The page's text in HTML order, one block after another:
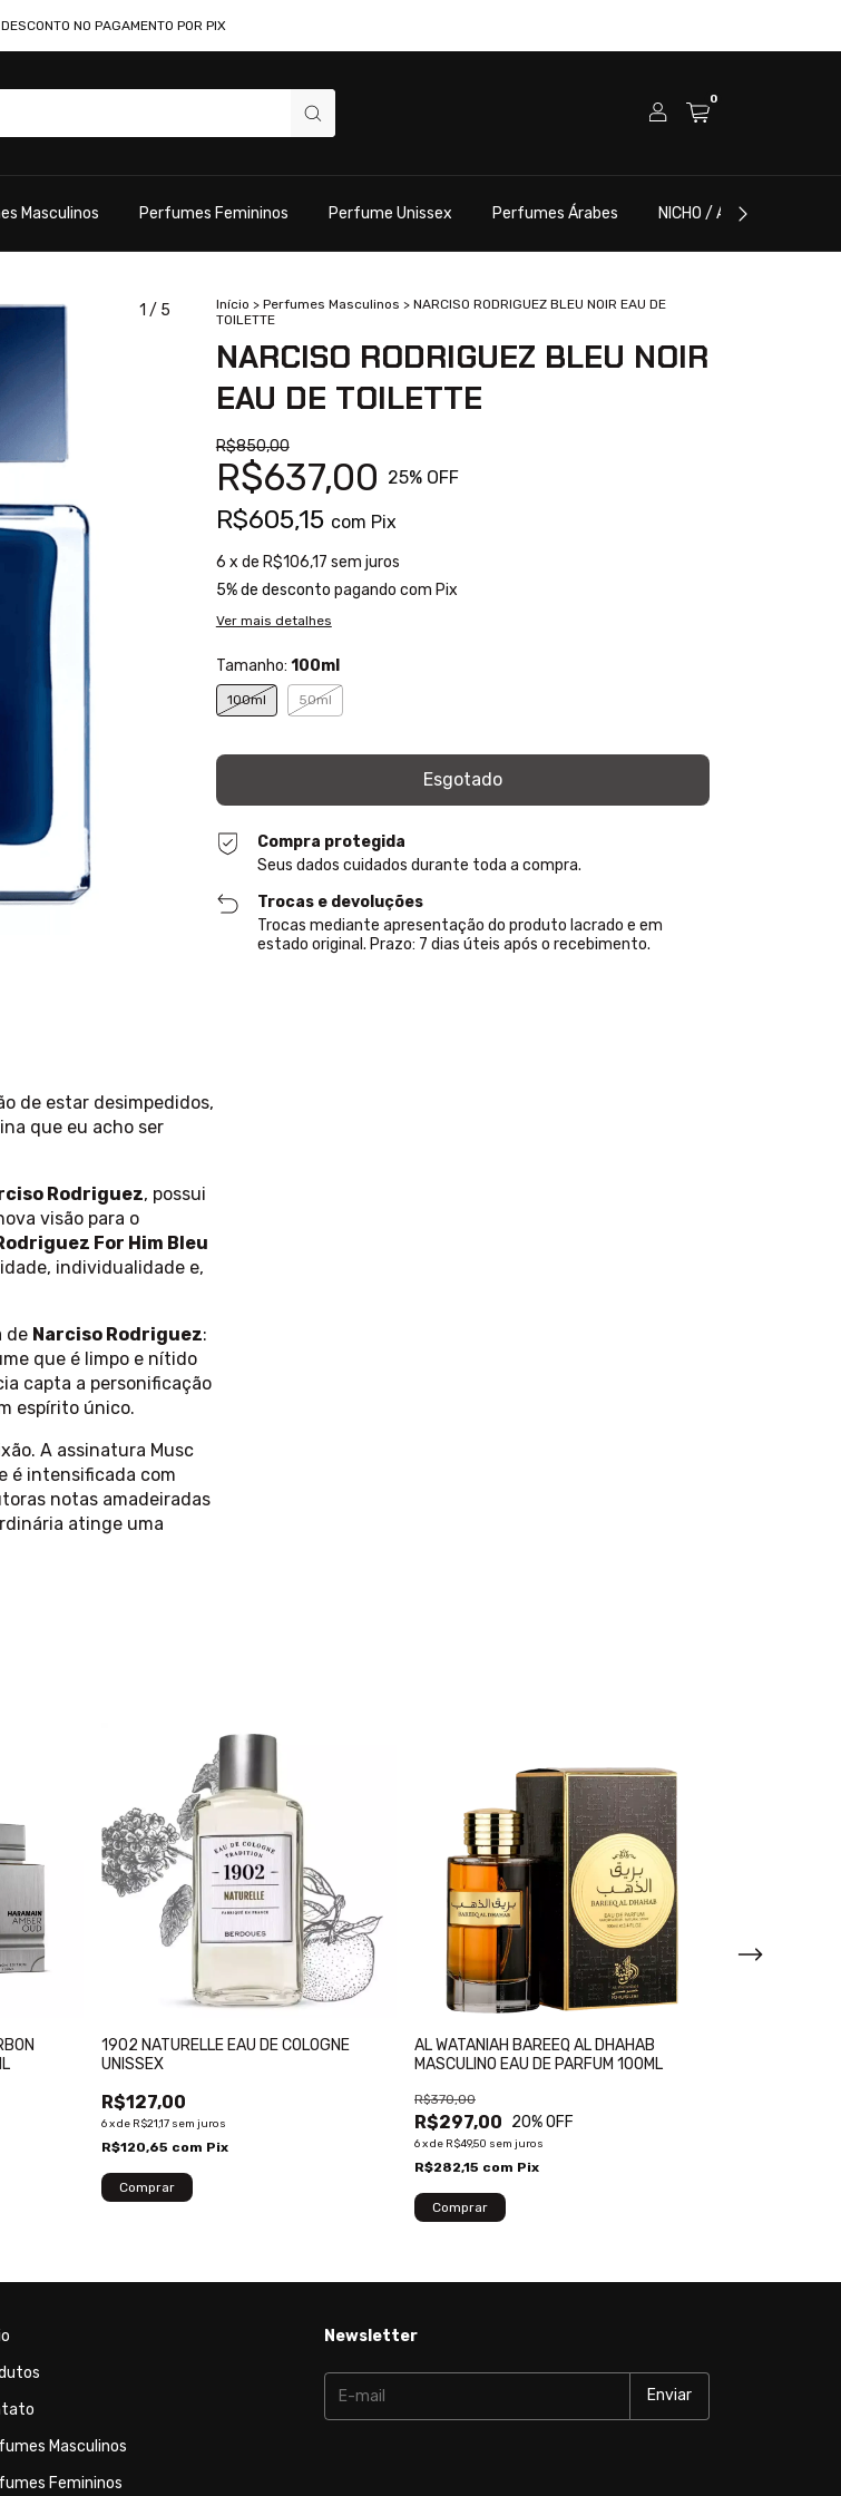
NO PAGAMENTO POR PIX
0
Masculinos Perfumes Femininos Perfume Unissex Perfumes Árabes NICHO / ALTA
1 / 5 Início > Perfumes Masculinos > NARCISO RODRIGUEZ BLEU NOIR EAU DE
TOILETTE
NARCISO RODRIGUEZ BLEU NOIR
EAU DE TOILETTE
R$850,00
R$637,00 25% OFF
R$605,15 com Pix
6 x de R$106,17 sem juros
5% de desconto pagando com Pix
Ver mais detalhes
Tamanho: 100ml
100ml 50ml
Compra protegida
Seus dados cuidados durante toda a compra.
Trocas e devoluções
Trocas mediante apresentação do produto lacrado e em
estado original. Prazo: 7 dias úteis após o recebimento.
de estar desimpedidos,
que eu acho ser
Rodriguez, possui
visão para o
For Him Bleu
individualidade e,
de Narciso Rodriguez:
que é limpo e nítido
capta a personificação
espírito único.
A assinatura Musc
é intensificada com
notas amadeiradas
atinge uma
1902 NATURELLE EAU DE COLOGNE
UNISSEX
R$127,00
6xde R$21,17 sem juros
R$120,65 com Pix
AL WATANIAH BAREEQ AL DHAHAB
MASCULINO EAU DE PARFUM 100ML
R$297,00
R$370,00
20% OFF
6xde R$49,50 sem juros
R$282,15 com Pix
Masculinos
Femininos
Newsletter